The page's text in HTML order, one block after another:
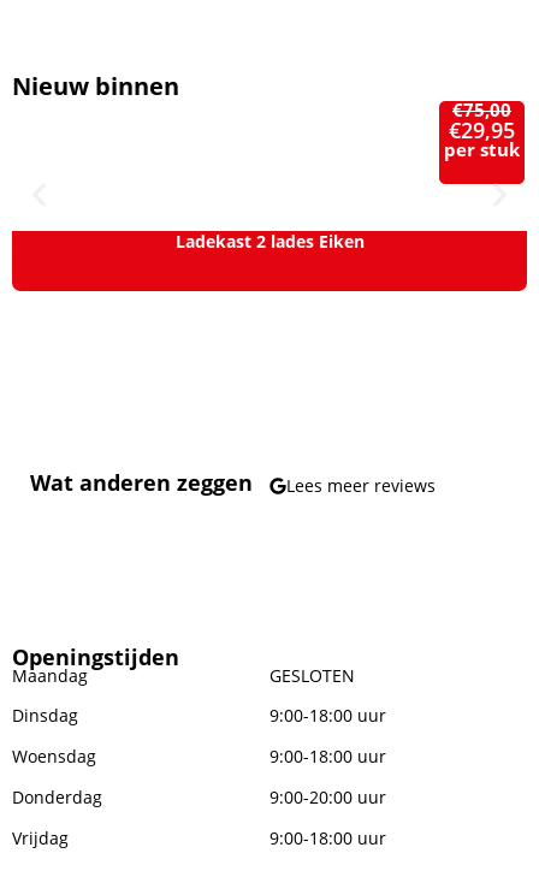
Nieuw binnen
Ladekast 2 lades Eiken
€75,00
€29,95
per stuk
Wat anderen zeggen Lees meer reviews
Openingstijden
Maandag
GESLOTEN
Dinsdag
9:00-18:00 uur
Woensdag
9:00-18:00 uur
Donderdag
9:00-20:00 uur
Vrijdag
9:00-18:00 uur